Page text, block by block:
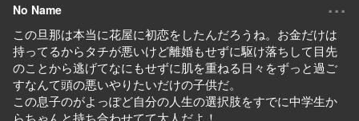
No Name
この旦那は本当に花屋に初恋をしたんだろうね。お金だけは
持ってるからタチが悪いけど離婚もせずに駆け落ちして目先
のことから逃げてなにもせずに肌を重ねる日々をずっと過ご
すなんて頭の悪いやりたいだけの子供だ。
この息子のがよっぽど自分の人生の選択肢をすでに中学生か